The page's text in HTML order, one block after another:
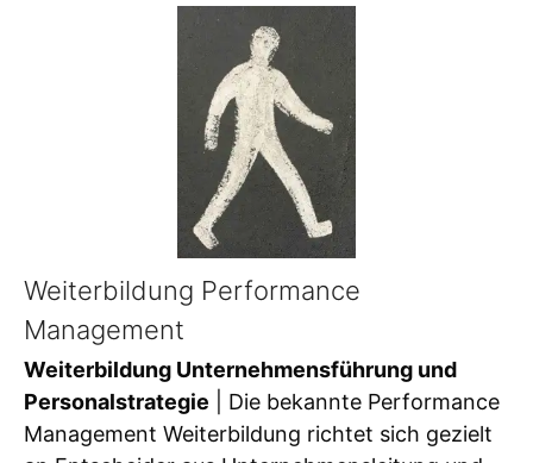
Weiterbildung Performance
Management
Weiterbildung Unternehmensführung und
Personalstrategie | Die bekannte Performance
Management Weiterbildung richtet sich gezielt